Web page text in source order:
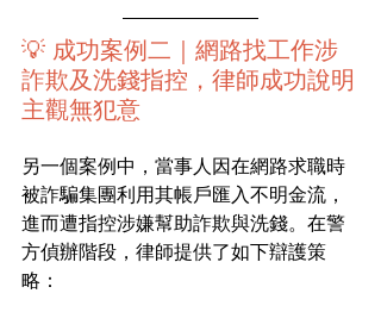
💡 成功案例二｜網路找工作涉
詐欺及洗錢指控，律師成功說明
主觀無犯意
另一個案例中，當事人因在網路求職時
被詐騙集團利用其帳戶匯入不明金流，
進而遭指控涉嫌幫助詐欺與洗錢。在警
方偵辦階段，律師提供了如下辯護策
略：